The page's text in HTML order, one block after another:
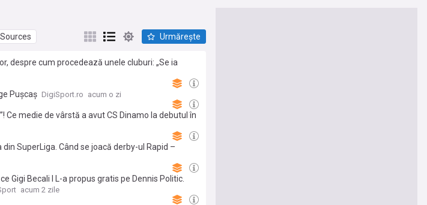
Urmărește
despre cum procedează unele cluburi: „Se ia
calitatea”
Pușcaș DigiSport.ro acum o zi
Ce medie de vârstă a avut CS Dinamo la debutul în
SuperLiga. Când se joacă derby-ul Rapid –
Gigi Becali I L-a propus gratis pe Dennis Politic.
acum 2 zile